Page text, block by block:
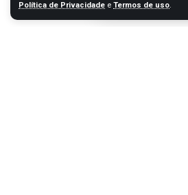
Política de Privacidade e Termos de uso.